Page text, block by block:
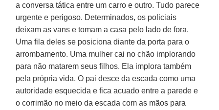
a conversa tática entre um carro e outro. Tudo parece
urgente e perigoso. Determinados, os policiais
deixam as vans e tomam a casa pelo lado de fora.
Uma fila deles se posiciona diante da porta para o
arrombamento. Uma mulher cai no chão implorando
para não matarem seus filhos. Ela implora também
pela própria vida. O pai desce da escada como uma
autoridade esquecida e fica acuado entre a parede e
o corrimão no meio da escada com as mãos para